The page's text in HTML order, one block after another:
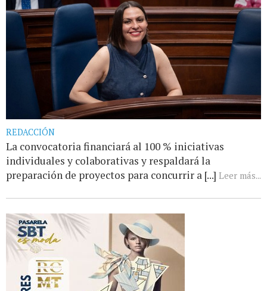
REDACCIÓN
La convocatoria financiará al 100 % iniciativas
individuales y colaborativas y respaldará la
preparación de proyectos para concurrir a [...] Leer más...